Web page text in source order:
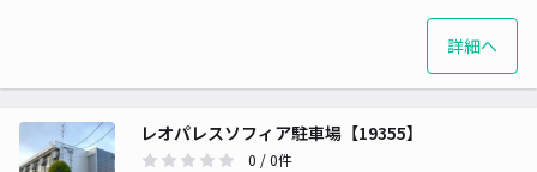
詳細へ
レオパレスソフィア駐車場【19355】
0 / 0件